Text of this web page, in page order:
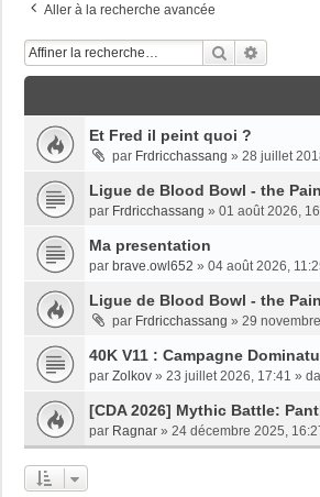
Aller à la recherche avancée
Rechercher
Et Fred il peint quoi ?
par Frdricchassang » 28 juillet
Ligue de Blood Bowl - the
par Frdricchassang » 01 août 2026,
Ma presentation
par brave.owl652 » 04 août 2026,
Ligue de Blood Bowl - the
par Frdricchassang » 29
40K V11 : Campagne
par Zolkov » 23 juillet 2026, 17:41 »
[CDA 2026] Mythic Battle:
par Ragnar » 24 décembre 2025,